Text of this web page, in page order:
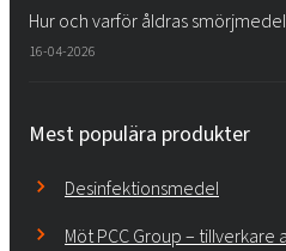
Hur och varför åldras
16-04-2026
Mest populära produkter
Desinfektionsmedel
Möt PCC Group –